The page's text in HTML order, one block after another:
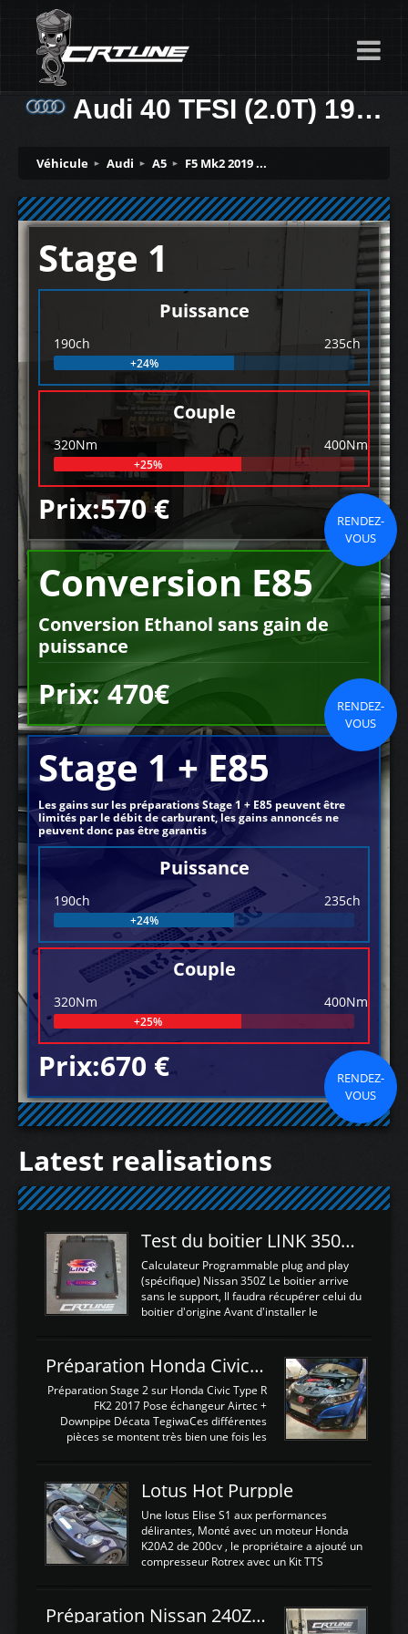
Audi 40 TFSI (2.0T) 190ch
Véhicule Audi A5 F5 Mk2 2019 ...
Stage 1
Puissance
190ch 235ch
+24%
Couple
320Nm 400Nm
+25%
Prix:570 €
RENDEZ-
VOUS
Conversion E85
Conversion Ethanol sans gain de
puissance
Prix: 470€
RENDEZ-
VOUS
Stage 1 + E85
Les gains sur les préparations Stage 1 + E85 peuvent être
limités par le débit de carburant, les gains annoncés ne
peuvent donc pas être garantis
Puissance
190ch 235ch
+24%
Couple
320Nm 400Nm
+25%
Prix:670 €
RENDEZ-
VOUS
Latest realisations
Test du boitier LINK 350Z Plugin ECU
Calculateur Programmable plug and play
(spécifique) Nissan 350Z Le boitier arrive
sans le support, Il faudra récupérer celui du
boitier d'origine Avant d'installer le
d'envoyer l'information de la large bande
dans le boitier. sydney sweeney deepfake
La sortie 0-5V de l'afr sera connectée sur
l'entrée AN Volt 8 et GndAN pour
Analogique, et Volt car l'information est une
tension (Pas une résistance variable d'un
est temps de brancher le ...
Préparation Honda Civic Type R FK2
Préparation Stage 2 sur Honda Civic Type R
FK2 2017 Pose échangeur Airtec +
Downpipe Décata TegiwaCes différentes
pièces se montent très bien une fois les
légere découpe du plastique inferieur,
negénant en rien la structure ou le
fonctionnement du fond plat. Une
reprogrammation Stage 2 est faite sur le
calculateur d'origine. Une alternative
économique au passage sur Hondata
d'origine 310cv et 400Nn , Une fois
reprogrammé et les ...
Lotus Hot Purpple
Une lotus Elise S1 aux performances
délirantes, Monté avec un moteur Honda
K20A2 de 200cv , le propriétaire a ajouté un
compresseur Rotrex avec un Kit TTS
d'augmenter la puissance de son moteur:
un watercooler a été ajouté. 300Cv sans
Préparation Nissan 240Z SR20DET